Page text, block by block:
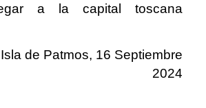
a la capital toscana
de Patmos, 16 Septiembre
2024